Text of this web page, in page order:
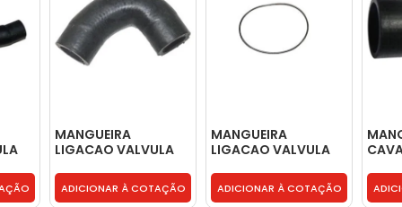
MANGUEIRA
LIGACAO VALVULA
2TB121755
ADICIONAR À COTAÇÃO
MANGUEIRA
LIGACAO VALVULA
BOMBA AGUA -
2W0121629
ADICIONAR À COTAÇÃO